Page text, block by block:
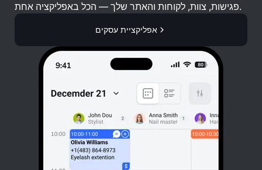
פגישות, צוות, לקוחות והאתר שלך — הכל באפליקציה אחת.
אפליקציית עסקים